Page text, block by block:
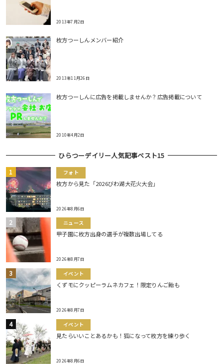
2013年7月2日
枚方つーしんメンバー紹介
2013年11月26日
枚方つーしんに広告を掲載しませんか？広告掲載について
2010年4月2日
ひらつーデイリー人気記事ベスト15
フォト
枚方から見た「2026びわ湖大花火大会」
2026年8月6日
ニュース
甲子園に枚方出身の選手が複数出場してる
2026年8月7日
イベント
くずモにクッピーラムネカフェ！限定りんご飴も
2026年8月7日
イベント
見たらいいことあるかも！狐になって枚方を練り歩く
2026年8月6日